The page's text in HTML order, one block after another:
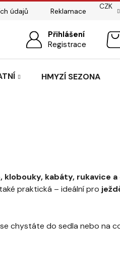
údajů
Reklamace
Pasování sedel pro koně
CZK
Přihlášení
Registrace
HMYZÍ SEZONA
klobouky, kabáty, rukavice a
praktická – ideální pro
chystáte do sedla nebo na